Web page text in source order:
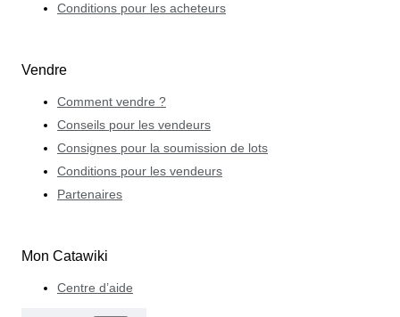
Conditions pour les acheteurs
Vendre
Comment vendre ?
Conseils pour les vendeurs
Consignes pour la soumission de lots
Conditions pour les vendeurs
Partenaires
Mon Catawiki
Centre d’aide